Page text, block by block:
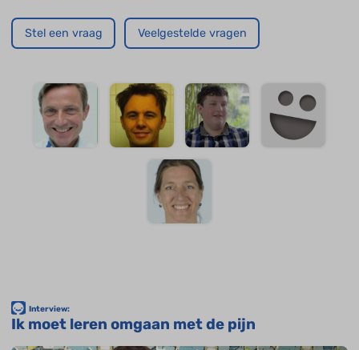
Stel een vraag Veelgestelde vragen
Interview:
Ik moet leren omgaan met de pijn